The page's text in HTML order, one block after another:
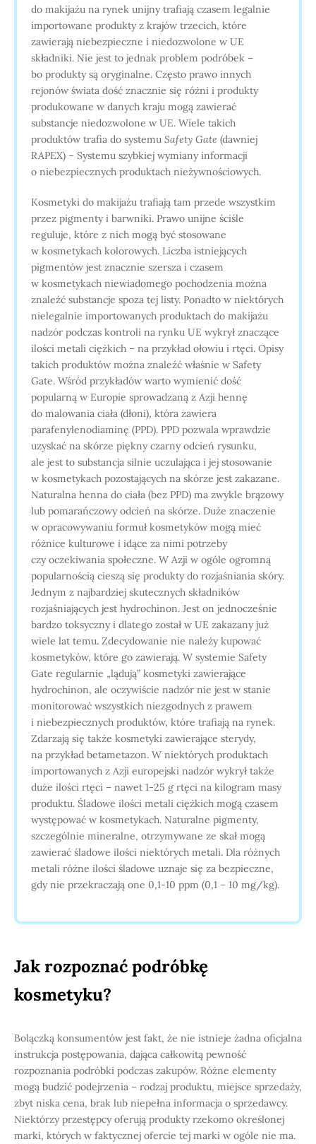
do makijażu na rynek unijny trafiają czasem legalnie
importowane produkty z krajów trzecich, które
zawierają niebezpieczne i niedozwolone w UE
składniki. Nie jest to jednak problem podróbek –
bo produkty są oryginalne. Często prawo innych
rejonów świata dość znacznie się różni i produkty
produkowane w danych kraju mogą zawierać
substancje niedozwolone w UE. Wiele takich
produktów trafia do systemu Safety Gate (dawniej
RAPEX) – Systemu szybkiej wymiany informacji
o niebezpiecznych produktach nieżywnościowych.
Kosmetyki do makijażu trafiają tam przede wszystkim
przez pigmenty i barwniki. Prawo unijne ściśle
reguluje, które z nich mogą być stosowane
w kosmetykach kolorowych. Liczba istniejących
pigmentów jest znacznie szersza i czasem
w kosmetykach niewiadomego pochodzenia można
znaleźć substancje spoza tej listy. Ponadto w niektórych
nielegalnie importowanych produktach do makijażu
nadzór podczas kontroli na rynku UE wykrył znaczące
ilości metali ciężkich – na przykład ołowiu i rtęci. Opisy
takich produktów można znaleźć właśnie w Safety
Gate. Wśród przykładów warto wymienić dość
popularną w Europie sprowadzaną z Azji hennę
do malowania ciała (dłoni), która zawiera
parafenylenodiaminę (PPD). PPD pozwala wprawdzie
uzyskać na skórze piękny czarny odcień rysunku,
ale jest to substancja silnie uczulająca i jej stosowanie
w kosmetykach pozostających na skórze jest zakazane.
Naturalna henna do ciała (bez PPD) ma zwykle brązowy
lub pomarańczowy odcień na skórze. Duże znaczenie
w opracowywaniu formuł kosmetyków mogą mieć
różnice kulturowe i idące za nimi potrzeby
czy oczekiwania społeczne. W Azji w ogóle ogromną
popularnością cieszą się produkty do rozjaśniania skóry.
Jednym z najbardziej skutecznych składników
rozjaśniających jest hydrochinon. Jest on jednocześnie
bardzo toksyczny i dlatego został w UE zakazany już
wiele lat temu. Zdecydowanie nie należy kupować
kosmetyków, które go zawierają. W systemie Safety
Gate regularnie „lądują” kosmetyki zawierające
hydrochinon, ale oczywiście nadzór nie jest w stanie
monitorować wszystkich niezgodnych z prawem
i niebezpiecznych produktów, które trafiają na rynek.
Zdarzają się także kosmetyki zawierające sterydy,
na przykład betametazon. W niektórych produktach
importowanych z Azji europejski nadzór wykrył także
duże ilości rtęci – nawet 1-25 g rtęci na kilogram masy
produktu. Śladowe ilości metali ciężkich mogą czasem
występować w kosmetykach. Naturalne pigmenty,
szczególnie mineralne, otrzymywane ze skał mogą
zawierać śladowe ilości niektórych metali. Dla różnych
metali różne ilości śladowe uznaje się za bezpieczne,
gdy nie przekraczają one 0,1-10 ppm (0,1 – 10 mg/kg).
Jak rozpoznać podróbkę
kosmetyku?
Bolączką konsumentów jest fakt, że nie istnieje żadna oficjalna
instrukcja postępowania, dająca całkowitą pewność
rozpoznania podróbki podczas zakupów. Różne elementy
mogą budzić podejrzenia – rodzaj produktu, miejsce sprzedaży,
zbyt niska cena, brak lub niepełna informacja o sprzedawcy.
Niektórzy przestępcy oferują produkty rzekomo określonej
marki, których w faktycznej ofercie tej marki w ogóle nie ma.